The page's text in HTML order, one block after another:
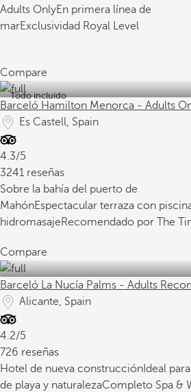
Adults OnlyEn primera línea de
marExclusividad Royal Level
Compare
Todo incluido
Barceló Hamilton Menorca - Adults
Es Castell, Spain
4.3/5
3241 reseñas
Sobre la bahía del puerto de
MahónEspectacular terraza con
hidromasajeRecomendado por The
Compare
Barceló La Nucía Palms - Adults
Alicante, Spain
4.2/5
726 reseñas
Hotel de nueva construcción Ideal
de playa y naturalezaCompleto Spa &